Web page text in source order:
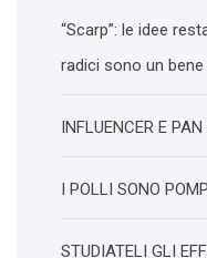
“Scarp”: le idee
radici sono un
INFLUENCER E PAN
I POLLI SONO
STUDIATELI GLI